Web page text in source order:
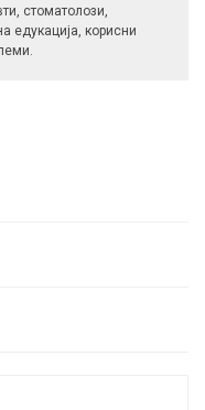
стоматолози,
едукација, корисни